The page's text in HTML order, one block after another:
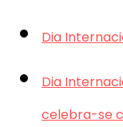
Dia
Dia
celebra-se